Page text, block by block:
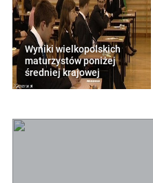
Wyniki wielkopolskich
maturzystów poniżej
średniej krajowej